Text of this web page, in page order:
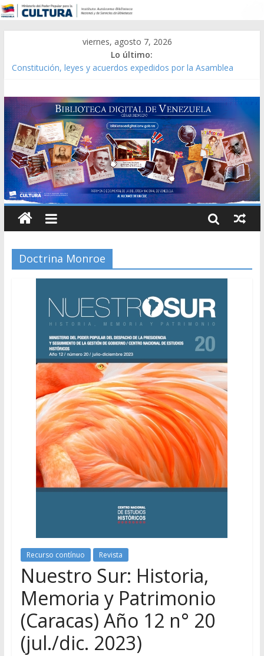
viernes, agosto 7, 2026
Lo último:
Constitución, leyes y acuerdos expedidos por la Asamblea
Modesta Bor Sánchez [material gráfico]
Gaceta Oficial de la República de Venezuela año CXXXIII Mes V,
Caracas 09 de marzo de 2006 N° 38.394
Catálogo temático de obras de Modesta Bor
Doctrina Monroe
Recurso contínuo Revista
Nuestro Sur: Historia,
Memoria y Patrimonio
(Caracas) Año 12 n° 20
(jul./dic. 2023)